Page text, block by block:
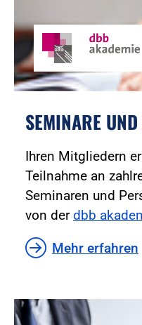
SEMINARE
Ihren Mitgliedern
Teilnahme an
Seminaren und
von derdbb
Mehr erfahren